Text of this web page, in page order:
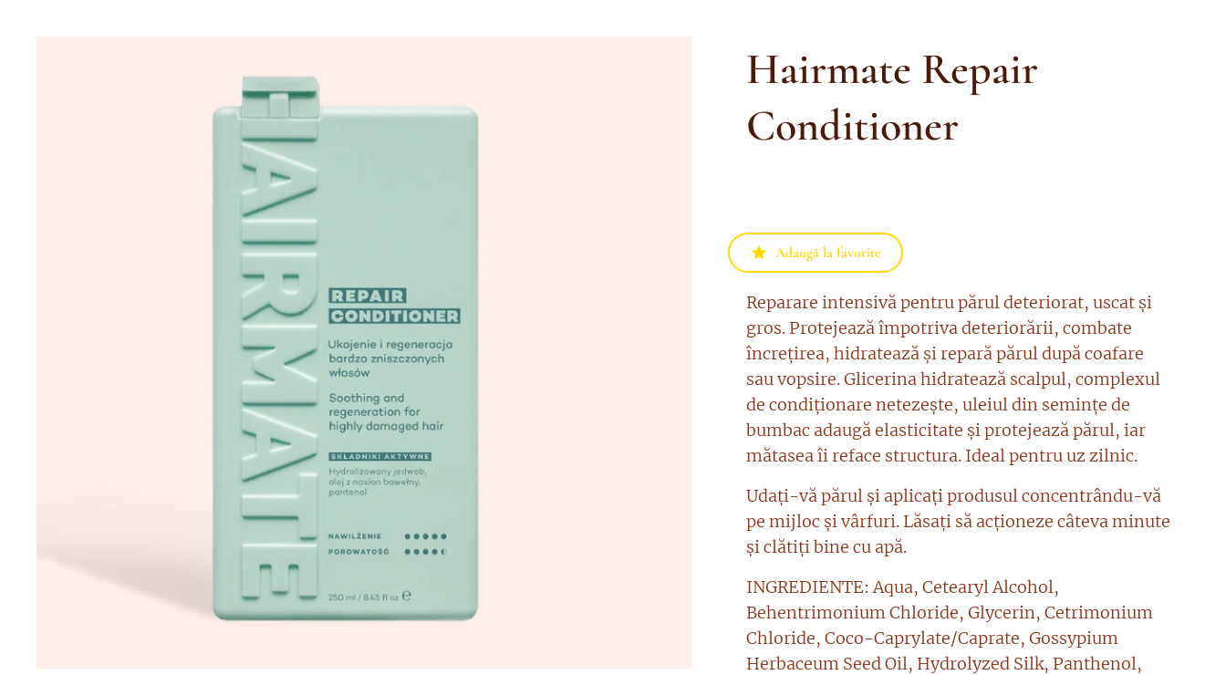
Hairmate Repair
Conditioner
Adaugă la favorite
Reparare intensivă pentru părul deteriorat, uscat și
gros. Protejează împotriva deteriorării, combate
încrețirea, hidratează și repară părul după coafare
sau vopsire. Glicerina hidratează scalpul, complexul
de condiționare netezește, uleiul din semințe de
bumbac adaugă elasticitate și protejează părul, iar
mătasea îi reface structura. Ideal pentru uz zilnic.
Udați-vă părul și aplicați produsul concentrându-vă
pe mijloc și vârfuri. Lăsați să acționeze câteva minute
și clătiți bine cu apă.
INGREDIENTE: Aqua, Cetearyl Alcohol,
Behentrimonium Chloride, Glycerin, Cetrimonium
Chloride, Coco-Caprylate/Caprate, Gossypium
Herbaceum Seed Oil, Hydrolyzed Silk, Panthenol,